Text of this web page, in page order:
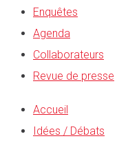
Enquêtes
Agenda
Collaborateurs
Revue de presse
Accueil
Idées / Débats